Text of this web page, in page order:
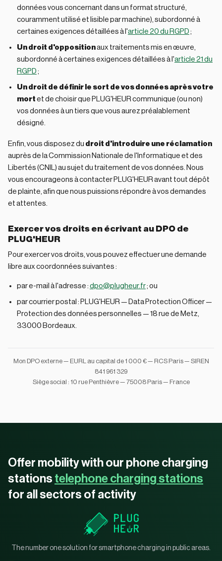
données vous concernant dans un format structuré,
couramment utilisé et lisible par machine), subordonné à
certaines exigences détaillées à l'article 20 du RGPD ;
Un droit d'oppositionaux traitements mis en œuvre,
subordonné à certaines exigences détaillées à l'article 21 du
RGPD ;
Un droit de définir le sort de vos données après votre
mort et de choisir que PLUG'HEUR communique (ou non)
vos données à un tiers que vous aurez préalablement
désigné.
Enfin, vous disposez du droit d'introduire une réclamation
auprès de la Commission Nationale de l'Informatique et des
Libertés (CNIL) au sujet du traitement de vos données. Nous
vous encourageons à contacter PLUG'HEUR avant tout dépôt
de plainte, afin que nous puissions répondre à vos demandes
et attentes.
Exercer vos droits en écrivant au DPO de
PLUG'HEUR
Pour exercer vos droits, vous pouvez effectuer une demande
libre aux coordonnées suivantes :
par e-mail à l'adresse : dpo@plugheur.fr; ou
par courrier postal : PLUG'HEUR — Data Protection Officer —
Protection des données personnelles — 18 rue de Metz,
33000 Bordeaux.
Mon DPO externe — EURL au capital de 1 000 € — RCS Paris — SIREN
841 961 329
Siège social : 10 rue Penthièvre — 75008 Paris — France
Offer mobility with our phone charging
stations telephone charging stations
for all sectors of activity
The number one solution for smartphone charging in public areas.